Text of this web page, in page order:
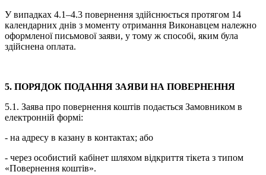
У випадках 4.1–4.3 повернення здійснюється протягом 14
календарних днів з моменту отримання Виконавцем належно
оформленої письмової заяви, у тому ж способі, яким була
здійснена оплата.
5. ПОРЯДОК ПОДАННЯ ЗАЯВИ НА ПОВЕРНЕННЯ
5.1. Заява про повернення коштів подається Замовником в
електронній формі:
- на адресу в казану в контактах; або
- через особистий кабінет шляхом відкриття тікета з типом
«Повернення коштів».